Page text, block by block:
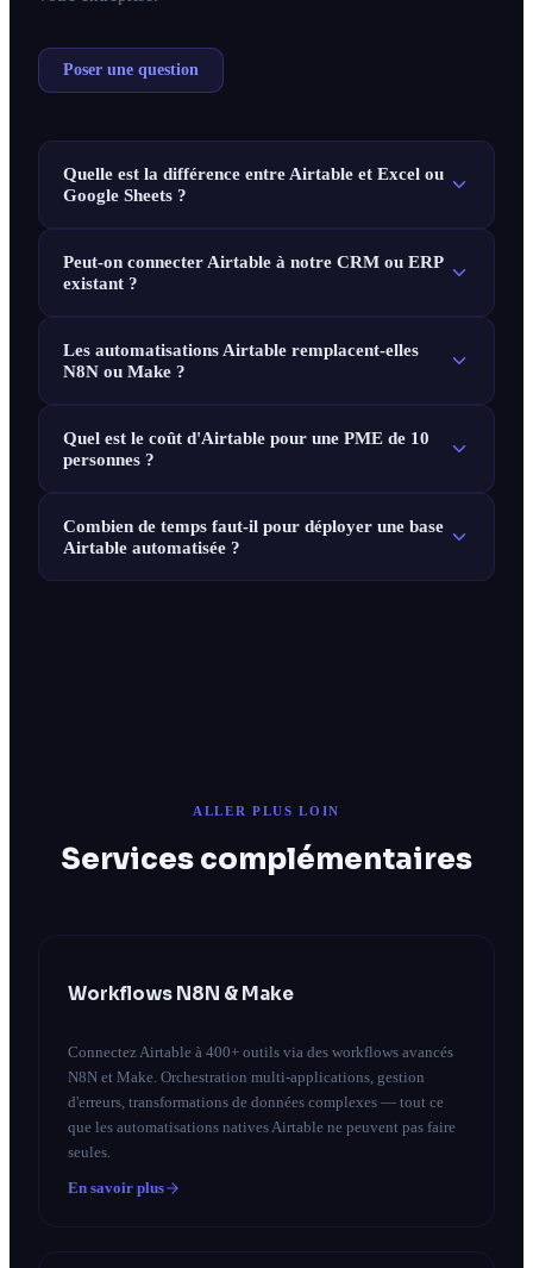
Poser une question
Quelle est la différence entre Airtable et Excel ou
Google Sheets ?
Peut-on connecter Airtable à notre CRM ou ERP
existant ?
Les automatisations Airtable remplacent-elles
N8N ou Make ?
Quel est le coût d'Airtable pour une PME de 10
personnes ?
Combien de temps faut-il pour déployer une base
Airtable automatisée ?
ALLER PLUS LOIN
Services complémentaires
Workflows N8N & Make
Connectez Airtable à 400+ outils via des workflows avancés
N8N et Make. Orchestration multi-applications, gestion
d'erreurs, transformations de données complexes — tout ce
que les automatisations natives Airtable ne peuvent pas faire
seules.
En savoir plus